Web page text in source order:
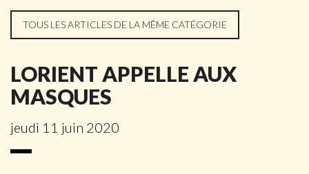
TOUS LES ARTICLES DE LA MÊME CATÉGORIE
LORIENT APPELLE AUX
MASQUES
jeudi 11 juin 2020